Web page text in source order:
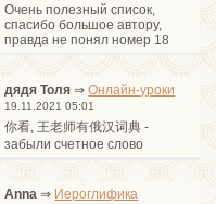
Очень полезный список,
спасибо большое автору,
правда не понял номер 18
дядя Толя ⇒Онлайн-уроки
19.11.2021 05:01
你看, 王老师有俄汉词典 -
забыли счетное слово
Anna ⇒ Иероглифика